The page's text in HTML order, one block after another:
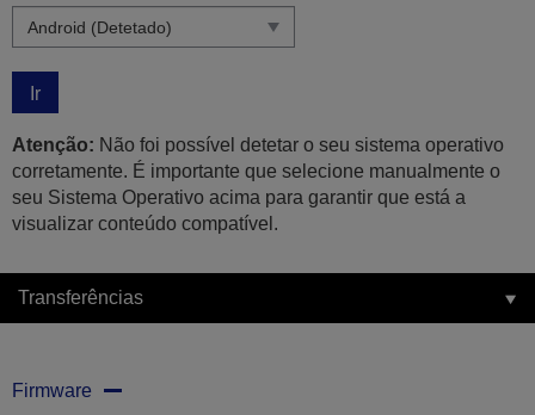
Ir
Atenção: Não foi possível detetar o seu sistema operativo
corretamente. É importante que selecione manualmente o
seu Sistema Operativo acima para garantir que está a
visualizar conteúdo compatível.
Transferências
Firmware